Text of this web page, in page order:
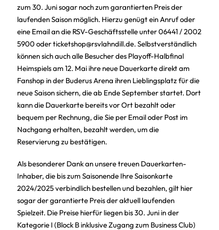
zum 30. Juni sogar noch zum garantierten Preis der
laufenden Saison möglich. Hierzu genügt ein Anruf oder
eine Email an die RSV-Geschäftsstelle unter 06441 / 2002
5900 oder ticketshop@rsvlahndill.de. Selbstverständlich
können sich auch alle Besucher des Playoff-Halbfinal
Heimspiels am 12. Mai ihre neue Dauerkarte direkt am
Fanshop in der Buderus Arena ihren Lieblingsplatz für die
neue Saison sichern, die ab Ende September startet. Dort
kann die Dauerkarte bereits vor Ort bezahlt oder
bequem per Rechnung, die Sie per Email oder Post im
Nachgang erhalten, bezahlt werden, um die
Reservierung zu bestätigen.
Als besonderer Dank an unsere treuen Dauerkarten-
Inhaber, die bis zum Saisonende Ihre Saisonkarte
2024/2025 verbindlich bestellen und bezahlen, gilt hier
sogar der garantierte Preis der aktuell laufenden
Spielzeit. Die Preise hierfür liegen bis 30. Juni in der
Kategorie I (Block B inklusive Zugang zum Business Club)